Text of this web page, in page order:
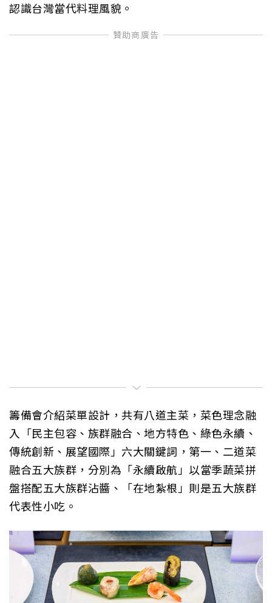
認識台灣當代料理風貌。
籌備會介紹菜單設計，共有八道主菜，菜色理念融
入「民主包容、族群融合、地方特色、綠色永續、
傳統創新、展望國際」六大關鍵詞，第一、二道菜
融合五大族群，分別為「永續啟航」以當季蔬菜拼
盤搭配五大族群沾醬、「在地紮根」則是五大族群
代表性小吃。